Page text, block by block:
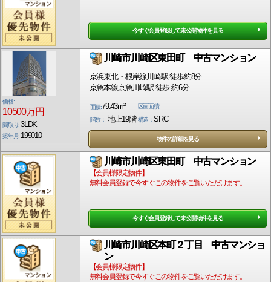
今すぐ会員登録して未公開物件を見る
価格:
10500万円
間取り:3LDK
築年月: 199010
川崎市川崎区東田町 中古マンション
京浜東北・根岸線川崎駅 徒歩約8分
京急本線京急川崎駅 徒歩 約6分
面積:79.43m²
区画面積:
階数： 地上19階 構造：SRC
物件の詳細を見る
川崎市川崎区東田町 中古マンション
【会員様限定物件】
無料会員登録で今すぐこの物件をご覧いただけます。
今すぐ会員登録して未公開物件を見る
川崎市川崎区本町２丁目 中古マンショ
ン
【会員様限定物件】
無料会員登録で今すぐこの物件をご覧いただけます。